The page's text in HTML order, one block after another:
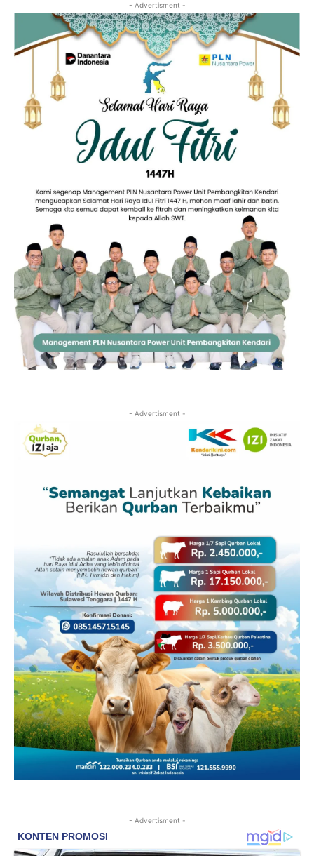
- Advertisment -
- Advertisment -
- Advertisment -